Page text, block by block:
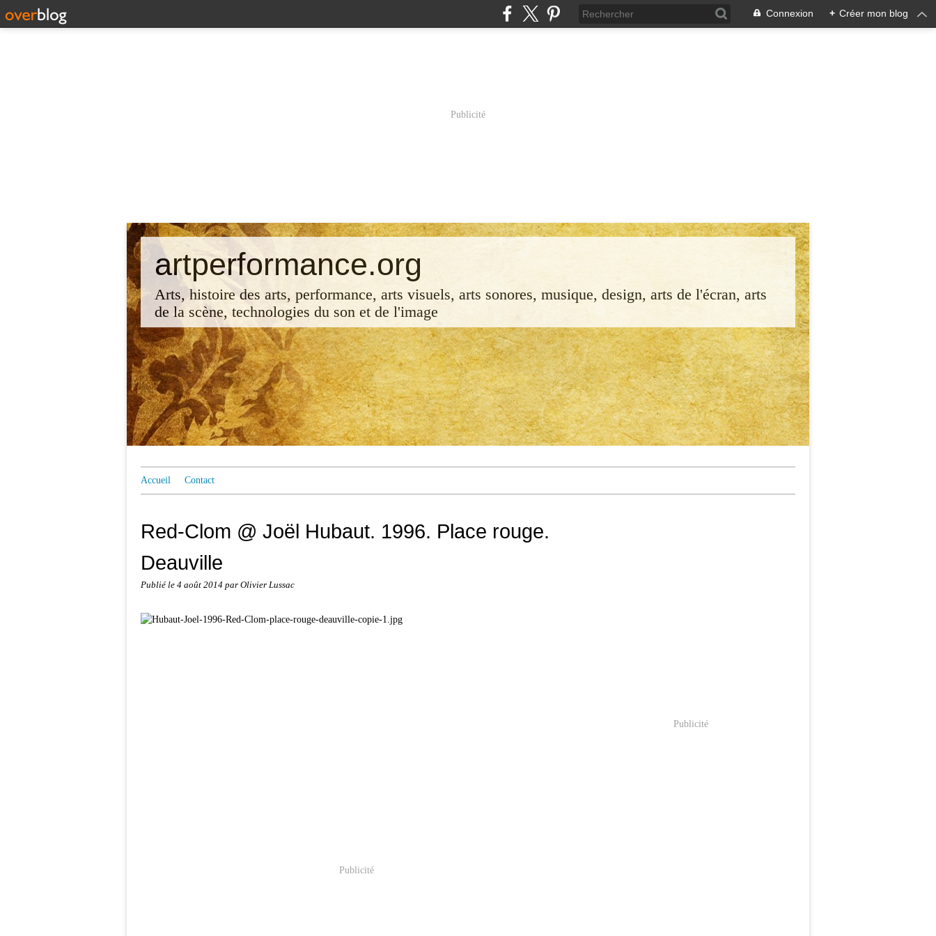
Connexion + Créer mon blog
Publicité
artperformance.org
Arts, histoire des arts, performance, arts visuels, arts sonores, musique, design, arts de l'écran, arts
de la scène, technologies du son et de l'image
Accueil Contact
Red-Clom @ Joël Hubaut. 1996. Place rouge.
Deauville
Publié le 4 août 2014 par Olivier Lussac
Publicité
Publicité